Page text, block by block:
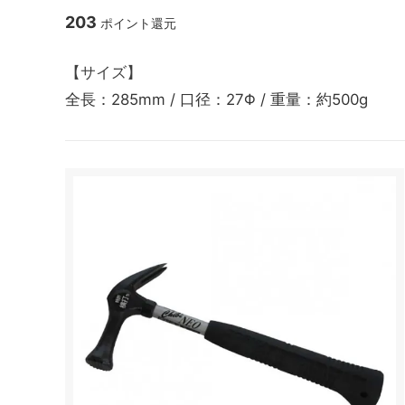
ナタ・ノコギリ
203 ポイント還元
【サイズ】
全長：285mm / 口径：27Φ / 重量：約500g